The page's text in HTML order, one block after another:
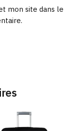
mon site dans le